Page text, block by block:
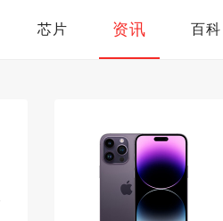
芯片 资讯 百科